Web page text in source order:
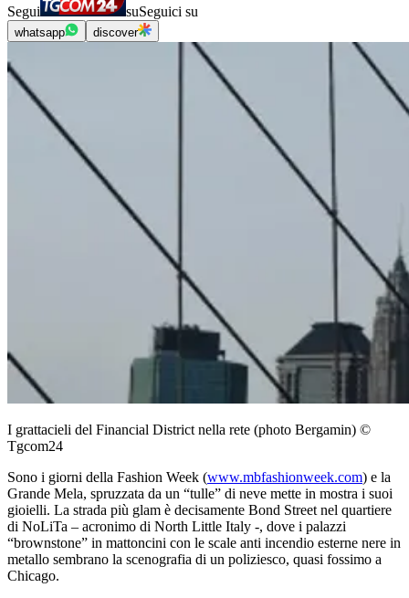
Segui suSeguici su
whatsapp discover
I grattacieli del Financial District nella rete (photo Bergamin) ©
Tgcom24
Sono i giorni della Fashion Week (www.mbfashionweek.com) e la
Grande Mela, spruzzata da un “tulle” di neve mette in mostra i suoi
gioielli. La strada più glam è decisamente Bond Street nel quartiere
di NoLiTa – acronimo di North Little Italy -, dove i palazzi
“brownstone” in mattoncini con le scale anti incendio esterne nere in
metallo sembrano la scenografia di un poliziesco, quasi fossimo a
Chicago.